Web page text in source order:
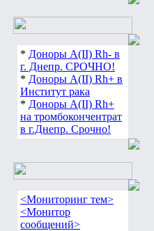
* Доноры А(ІІ) Rh- в
г. Днепр. СРОЧНО!
* Доноры А(ІІ) Rh+ в
Институт рака
* Доноры А(ІІ) Rh+
на тромбокончентрат
в г.Днепр. Срочно!
<Мониторинг тем>
<Монитор
сообщений>